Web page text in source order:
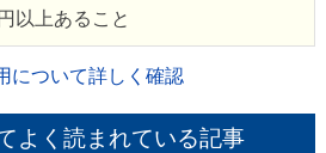
以上あること
について詳しく確認
よく読まれている記事